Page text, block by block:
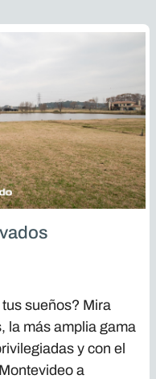
sueños? Mira
la más amplia gama
y con el
a